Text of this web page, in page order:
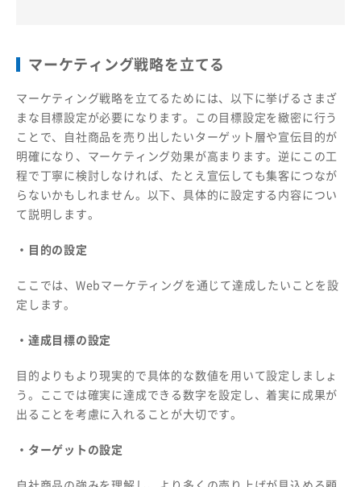
マーケティング戦略を立てる
マーケティング戦略を立てるためには、以下に挙げるさまざ
まな目標設定が必要になります。この目標設定を緻密に行う
ことで、自社商品を売り出したいターゲット層や宣伝目的が
明確になり、マーケティング効果が高まります。逆にこの工
程で丁寧に検討しなければ、たとえ宣伝しても集客につなが
らないかもしれません。以下、具体的に設定する内容につい
て説明します。
・目的の設定
ここでは、Webマーケティングを通じて達成したいことを設
定します。
・達成目標の設定
目的よりもより現実的で具体的な数値を用いて設定しましょ
う。ここでは確実に達成できる数字を設定し、着実に成果が
出ることを考慮に入れることが大切です。
・ターゲットの設定